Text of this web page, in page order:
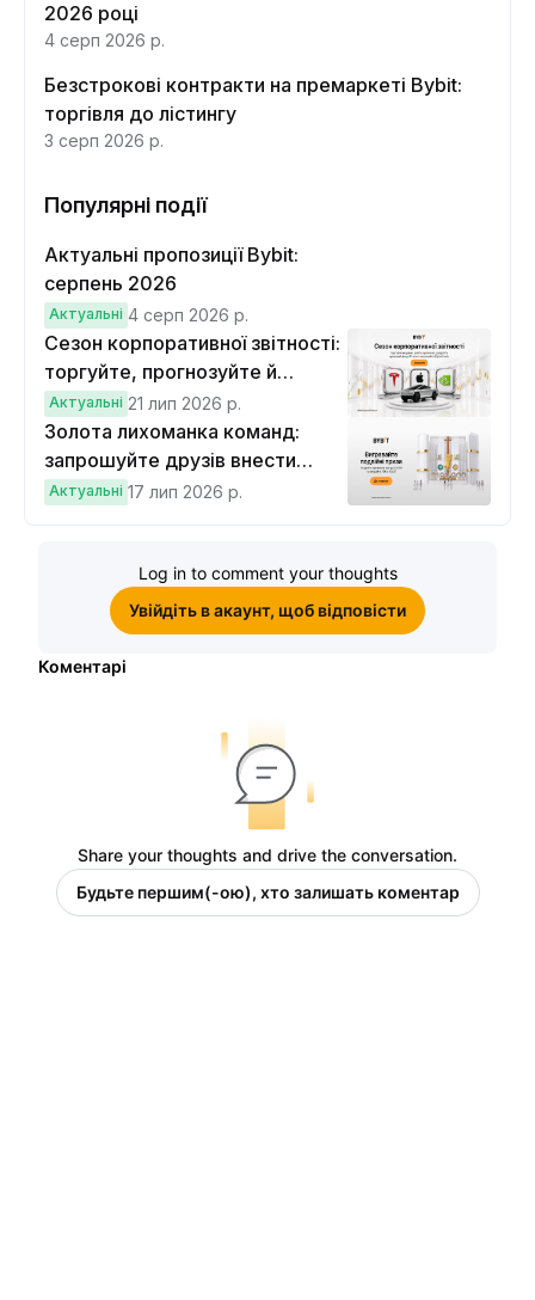
2026 році
4 серп 2026 р.
Безстрокові контракти на премаркеті Bybit:
торгівля до лістингу
3 серп 2026 р.
Популярні події
Актуальні пропозиції Bybit:
серпень 2026
Актуальні 4 серп 2026 р.
Сезон корпоративної звітності:
торгуйте, прогнозуйте й
вигравайте Cybertruck
Актуальні 21 лип 2026 р.
Золота лихоманка команд:
запрошуйте друзів внести
депозит на $100 і торгувати на
Актуальні 17 лип 2026 р.
Log in to comment your thoughts
Увійдіть в акаунт, щоб відповісти
Коментарі
Share your thoughts and drive the conversation.
Будьте першим(-ою), хто залишать коментар